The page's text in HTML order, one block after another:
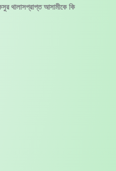
থালাসপ্রাপ্ত আসামীকে কি